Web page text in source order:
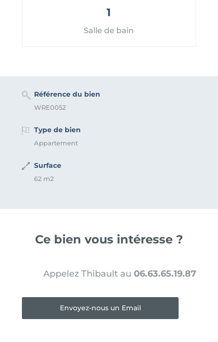
1
Salle de bain
Référence du bien
WRE0052
Type de bien
Appartement
Surface
62 m2
Ce bien vous intéresse ?
Appelez Thibault au06.63.65.19.87
Envoyez-nous un Email